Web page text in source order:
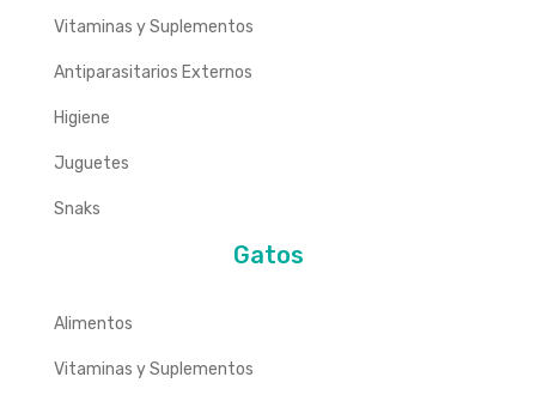
Vitaminas y Suplementos
Antiparasitarios Externos
Higiene
Juguetes
Snaks
Gatos
Alimentos
Vitaminas y Suplementos